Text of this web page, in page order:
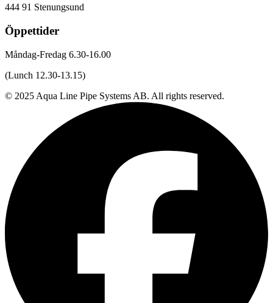
444 91 Stenungsund
Öppettider
Måndag-Fredag 6.30-16.00
(Lunch 12.30-13.15)
© 2025 Aqua Line Pipe Systems AB. All rights reserved.